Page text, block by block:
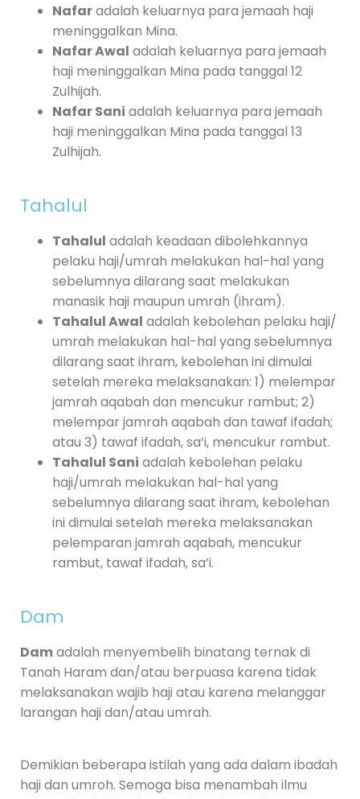
Nafaradalah keluarnya para jemaah haji
meninggalkan Mina.
Nafar Awal adalah keluarnya para jemaah
haji meninggalkan Mina pada tanggal 12
Zulhijah.
Nafar Sani adalah keluarnya para jemaah
haji meninggalkan Mina pada tanggal 13
Zulhijah.
Tahalul
Tahalul adalah keadaan dibolehkannya
pelaku haji/umrah melakukan hal-hal yang
sebelumnya dilarang saat melakukan
manasik haji maupun umrah (ihram).
Tahalul Awal adalah kebolehan pelaku haji/
umrah melakukan hal-hal yang sebelumnya
dilarang saat ihram, kebolehan ini dimulai
setelah mereka melaksanakan: 1) melempar
jamrah aqabah dan mencukur rambut; 2)
melempar jamrah aqabah dan tawaf ifadah;
atau 3) tawaf ifadah, sa’i, mencukur rambut.
Tahalul Sani adalah kebolehan pelaku
haji/umrah melakukan hal-hal yang
sebelumnya dilarang saat ihram, kebolehan
ini dimulai setelah mereka melaksanakan
pelemparan jamrah aqabah, mencukur
rambut, tawaf ifadah, sa’i.
Dam
Damadalah menyembelih binatang ternak di
Tanah Haram dan/atau berpuasa karena tidak
melaksanakan wajib haji atau karena melanggar
larangan haji dan/atau umrah.
Demikian beberapa istilah yang ada dalam ibadah
haji dan umroh. Semoga bisa menambah ilmu